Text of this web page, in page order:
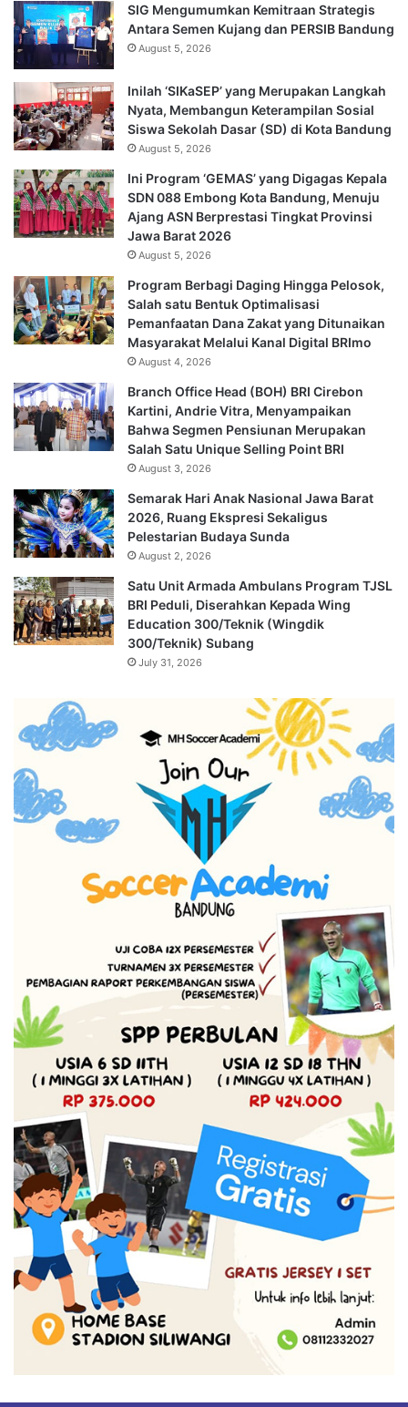
SIG Mengumumkan Kemitraan Strategis
Antara Semen Kujang dan PERSIB Bandung
August 5, 2026
Inilah ‘SIKaSEP’ yang Merupakan Langkah
Nyata, Membangun Keterampilan Sosial
Siswa Sekolah Dasar (SD) di Kota Bandung
August 5, 2026
Ini Program ‘GEMAS’ yang Digagas Kepala
SDN 088 Embong Kota Bandung, Menuju
Ajang ASN Berprestasi Tingkat Provinsi
Jawa Barat 2026
August 5, 2026
Program Berbagi Daging Hingga Pelosok,
Salah satu Bentuk Optimalisasi
Pemanfaatan Dana Zakat yang Ditunaikan
Masyarakat Melalui Kanal Digital BRImo
August 4, 2026
Branch Office Head (BOH) BRI Cirebon
Kartini, Andrie Vitra, Menyampaikan
Bahwa Segmen Pensiunan Merupakan
Salah Satu Unique Selling Point BRI
August 3, 2026
Semarak Hari Anak Nasional Jawa Barat
2026, Ruang Ekspresi Sekaligus
Pelestarian Budaya Sunda
August 2, 2026
Satu Unit Armada Ambulans Program TJSL
BRI Peduli, Diserahkan Kepada Wing
Education 300/Teknik (Wingdik
300/Teknik) Subang
July 31, 2026